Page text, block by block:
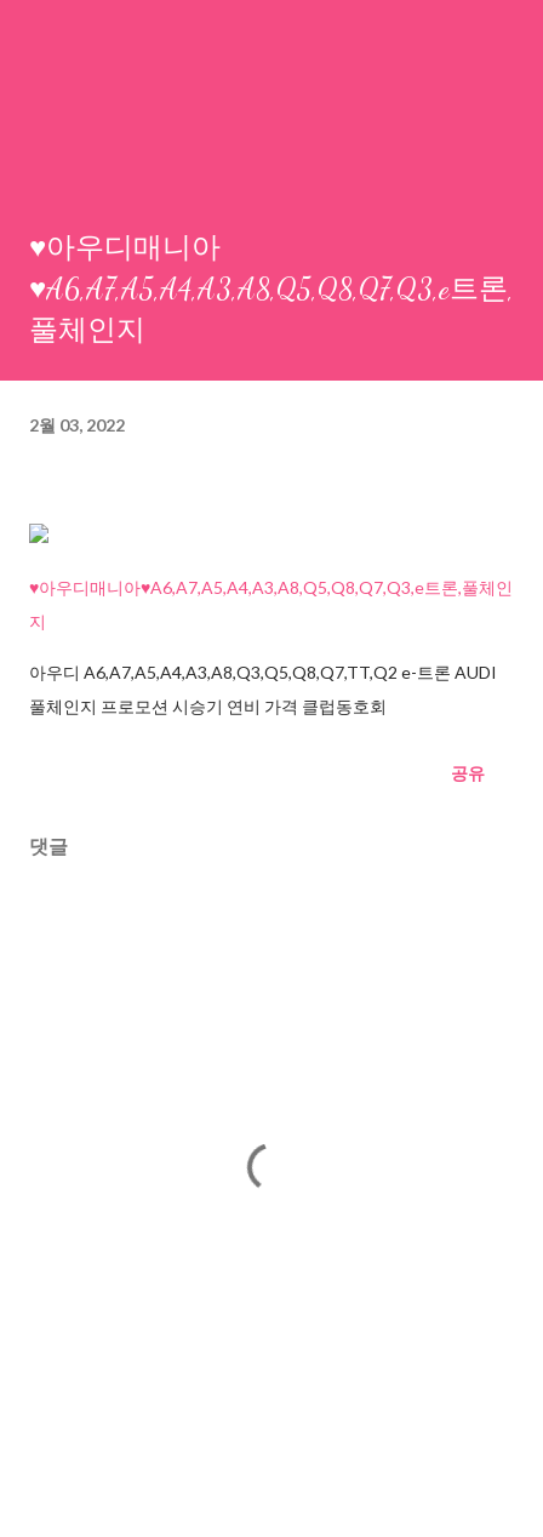
♥아우디매니아
♥A6,A7,A5,A4,A3,A8,Q5,Q8,Q7,Q3,e트론,
풀체인지
2월 03, 2022
♥아우디매니아♥A6,A7,A5,A4,A3,A8,Q5,Q8,Q7,Q3,e트론,풀체인
지
아우디 A6,A7,A5,A4,A3,A8,Q3,Q5,Q8,Q7,TT,Q2 e-트론 AUDI
풀체인지 프로모션 시승기 연비 가격 클럽동호회
공유
댓글